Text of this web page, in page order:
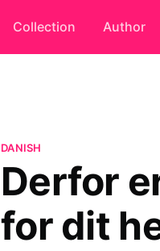
Collection Author
DANISH
Derfor
for dit